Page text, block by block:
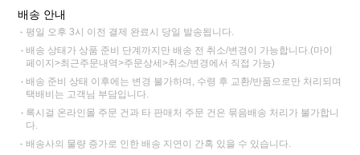
배송 안내
평일 오후 3시 이전 결제 완료시 당일 발송됩니다.
배송 상태가 상품 준비 단계까지만 배송 전 취소/변경이 가능합니다.(마이
페이지>최근주문내역>주문상세>취소/변경에서 직접 가능)
배송 준비 상태 이후에는 변경 불가하며, 수령 후 교환/반품으로만 처리되며
택배비는 고객님 부담입니다.
록시걸 온라인몰 주문 건과 타 판매처 주문 건은 묶음배송 처리가 불가합니
다.
배송사의 물량 증가로 인한 배송 지연이 간혹 있을 수 있습니다.